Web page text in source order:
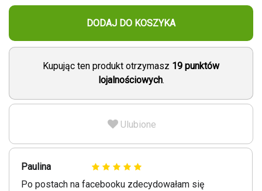
DODAJ DO KOSZYKA
Kupując ten produkt otrzymasz 19 punktów
lojalnościowych.
Ulubione
Paulina
Po postach na facebooku zdecydowałam się